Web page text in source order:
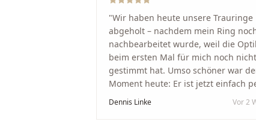
"Wir haben heute unsere Trauringe
abgeholt – nachdem mein Ring
nachbearbeitet wurde, weil die
beim ersten Mal für mich noch
gestimmt hat. Umso schöner war
Moment heute: Er ist jetzt einfach
geworden. Ein riesiges Dankeschön
Dennis Linke Vor 2